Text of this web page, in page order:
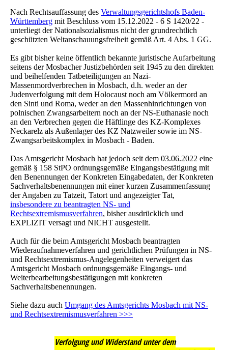
Nach Rechtsauffassung des Verwaltungsgerichtshofs Baden-
Württemberg mit Beschluss vom 15.12.2022 - 6 S 1420/22 -
unterliegt der Nationalsozialismus nicht der grundrechtlich
geschützten Weltanschauungsfreiheit gemäß Art. 4 Abs. 1 GG.
Es gibt bisher keine öffentlich bekannte juristische Aufarbeitung
seitens der Mosbacher Justizbehörden seit 1945 zu den direkten
und beihelfenden Tatbeteiligungen an Nazi-
Massenmordverbrechen in Mosbach, d.h. weder an der
Judenverfolgung mit dem Holocaust noch am Völkermord an
den Sinti und Roma, weder an den Massenhinrichtungen von
polnischen Zwangsarbeitern noch an der NS-Euthanasie noch
an den Verbrechen gegen die Häftlinge des KZ-Komplexes
Neckarelz als Außenlager des KZ Natzweiler sowie im NS-
Zwangsarbeitskomplex in Mosbach - Baden.
Das Amtsgericht Mosbach hat jedoch seit dem 03.06.2022 eine
gemäß § 158 StPO ordnungsgemäße Eingangsbestätigung mit
den Benennungen der Konkreten Eingabedaten, der Konkreten
Sachverhaltsbenennungen mit einer kurzen Zusammenfassung
der Angaben zu Tatzeit, Tatort und angezeigter Tat,
insbesondere zu beantragten NS- und
Rechtsextremismusverfahren, bisher ausdrücklich und
EXPLIZIT versagt und NICHT ausgestellt.
Auch für die beim Amtsgericht Mosbach beantragten
Wiederaufnahmeverfahren und gerichtlichen Prüfungen in NS-
und Rechtsextremismus-Angelegenheiten verweigert das
Amtsgericht Mosbach ordnungsgemäße Eingangs- und
Weiterbearbeitungsbestätigungen mit konkreten
Sachverhaltsbenennungen.
Siehe dazu auch Umgang des Amtsgerichts Mosbach mit NS-
und Rechtsextremismusverfahren >>>
Verfolgung und Widerstand unter dem